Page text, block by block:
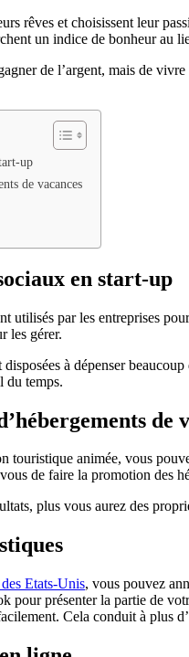
rêves et choisissent leur
un indice de bonheur au
de l’argent, mais de
up
de vacances
en start-up
utilisés par les entreprises
les gérer.
à dépenser
du temps.
de
touristique animée, vous
de faire la promotion des
plus vous aurez des
Etats-Unis, vous pouvez
pour présenter la partie de
Cela conduit à plus